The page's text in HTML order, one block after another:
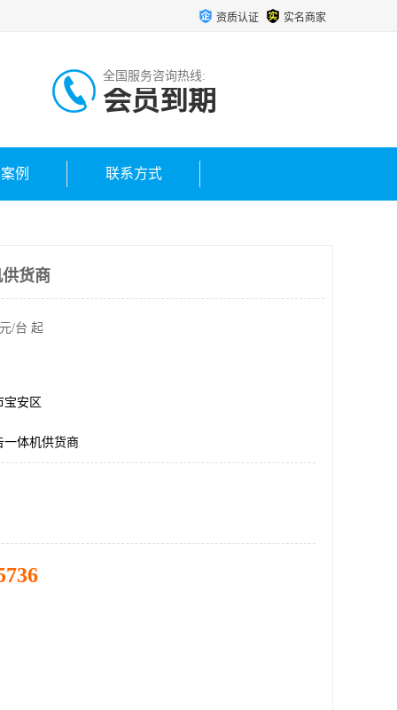
资质认证 实名商家
全国服务咨询热线:
会员到期
例 联系方式
货商
/台 起
宝安区
一体机供货商